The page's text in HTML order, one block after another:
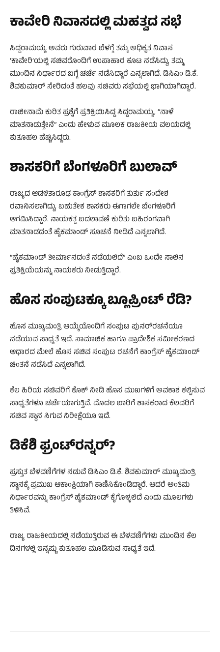
ಕಾವೇರಿ ನಿವಾಸದಲ್ಲಿ ಮಹತ್ವದ ಸಭೆ
ಸಿದ್ದರಾಮಯ್ಯ ಅವರು ಗುರುವಾರ ಬೆಳಗ್ಗೆ ತಮ್ಮ ಅಧಿಕೃತ ನಿವಾಸ
‘ಕಾವೇರಿ’ಯಲ್ಲಿ ಸಚಿವರೊಂದಿಗೆ ಉಪಾಹಾರ ಕೂಟ ನಡೆಸಿದ್ದು, ತಮ್ಮ
ಮುಂದಿನ ನಿರ್ಧಾರದ ಬಗ್ಗೆ ಚರ್ಚೆ ನಡೆಸಿದ್ದಾರೆ ಎನ್ನಲಾಗಿದೆ. ಡಿಸಿಎಂ ಡಿ.ಕೆ.
ಶಿವಕುಮಾರ್‌ ಸೇರಿದಂತೆ ಹಲವು ಸಚಿವರು ಸಭೆಯಲ್ಲಿ ಭಾಗಿಯಾಗಿದ್ದಾರೆ.
ರಾಜೀನಾಮೆ ಕುರಿತ ಪ್ರಶ್ನೆಗೆ ಪ್ರತಿಕ್ರಿಯಿಸಿದ್ದ ಸಿದ್ದರಾಮಯ್ಯ, “ನಾಳೆ
ಮಾತನಾಡುತ್ತೇನೆ” ಎಂದು ಹೇಳುವ ಮೂಲಕ ರಾಜಕೀಯ ವಲಯದಲ್ಲಿ
ಕುತೂಹಲ ಹೆಚ್ಚಿಸಿದ್ದರು.
ಶಾಸಕರಿಗೆ ಬೆಂಗಳೂರಿಗೆ ಬುಲಾವ್
ರಾಜ್ಯದ ಆಡಳಿತಾರೂಢ ಕಾಂಗ್ರೆಸ್‌ ಶಾಸಕರಿಗೆ ತುರ್ತು ಸಂದೇಶ
ರವಾನಿಸಲಾಗಿದ್ದು, ಬಹುತೇಕ ಶಾಸಕರು ಈಗಾಗಲೇ ಬೆಂಗಳೂರಿಗೆ
ಆಗಮಿಸಿದ್ದಾರೆ. ನಾಯಕತ್ವ ಬದಲಾವಣೆ ಕುರಿತು ಬಹಿರಂಗವಾಗಿ
ಮಾತನಾಡದಂತೆ ಹೈಕಮಾಂಡ್‌ ಸೂಚನೆ ನೀಡಿದೆ ಎನ್ನಲಾಗಿದೆ.
“ಹೈಕಮಾಂಡ್‌ ತೀರ್ಮಾನದಂತೆ ನಡೆಯಲಿದೆ” ಎಂಬ ಒಂದೇ ಸಾಲಿನ
ಪ್ರತಿಕ್ರಿಯೆಯನ್ನು ನಾಯಕರು ನೀಡುತ್ತಿದ್ದಾರೆ.
ಹೊಸ ಸಂಪುಟಕ್ಕೂ ಬ್ಲೂಪ್ರಿಂಟ್‌ ರೆಡಿ?
ಹೊಸ ಮುಖ್ಯಮಂತ್ರಿ ಆಯ್ಕೆಯೊಂದಿಗೆ ಸಂಪುಟ ಪುನರ್‌ರಚನೆಯೂ
ನಡೆಯುವ ಸಾಧ್ಯತೆ ಇದೆ. ಸಾಮಾಜಿಕ ಹಾಗೂ ಪ್ರಾದೇಶಿಕ ಸಮೀಕರಣದ
ಆಧಾರದ ಮೇಲೆ ಹೊಸ ಸಚಿವ ಸಂಪುಟ ರಚನೆಗೆ ಕಾಂಗ್ರೆಸ್‌ ಹೈಕಮಾಂಡ್‌
ಚಿಂತನೆ ನಡೆಸಿದೆ ಎನ್ನಲಾಗಿದೆ.
ಕೆಲ ಹಿರಿಯ ಸಚಿವರಿಗೆ ಕೊಕ್‌ ನೀಡಿ ಹೊಸ ಮುಖಗಳಿಗೆ ಅವಕಾಶ ಕಲ್ಪಿಸುವ
ಸಾಧ್ಯತೆಗಳೂ ಚರ್ಚೆಯಾಗುತ್ತಿವೆ. ಮೊದಲ ಬಾರಿಗೆ ಶಾಸಕರಾದ ಕೆಲವರಿಗೆ
ಸಚಿವ ಸ್ಥಾನ ಸಿಗುವ ನಿರೀಕ್ಷೆಯೂ ಇದೆ.
ಡಿಕೆಶಿ ಫ್ರಂಟ್‌ರನ್ನರ್‌?
ಪ್ರಸ್ತುತ ಬೆಳವಣಿಗೆಗಳ ನಡುವೆ ಡಿಸಿಎಂ ಡಿ.ಕೆ. ಶಿವಕುಮಾರ್‌ ಮುಖ್ಯಮಂತ್ರಿ
ಸ್ಥಾನಕ್ಕೆ ಪ್ರಮುಖ ಆಕಾಂಕ್ಷಿಯಾಗಿ ಕಾಣಿಸಿಕೊಂಡಿದ್ದಾರೆ. ಆದರೆ ಅಂತಿಮ
ನಿರ್ಧಾರವನ್ನು ಕಾಂಗ್ರೆಸ್‌ ಹೈಕಮಾಂಡ್‌ ಕೈಗೊಳ್ಳಲಿದೆ ಎಂದು ಮೂಲಗಳು
ತಿಳಿಸಿವೆ.
ರಾಜ್ಯ ರಾಜಕೀಯದಲ್ಲಿ ನಡೆಯುತ್ತಿರುವ ಈ ಬೆಳವಣಿಗೆಗಳು ಮುಂದಿನ ಕೆಲ
ದಿನಗಳಲ್ಲಿ ಇನ್ನಷ್ಟು ಕುತೂಹಲ ಮೂಡಿಸುವ ಸಾಧ್ಯತೆ ಇದೆ.